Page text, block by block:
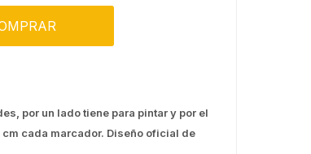
por un lado tiene para pintar y por el
cm cada marcador. Diseño oficial de